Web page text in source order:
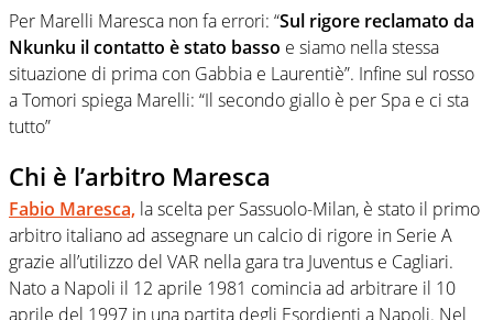
Per Marelli Maresca non fa errori: “Sul rigore reclamato da
Nkunku il contatto è stato basso e siamo nella stessa
situazione di prima con Gabbia e Laurentiè”. Infine sul rosso
a Tomori spiega Marelli: “Il secondo giallo è per Spa e ci sta
tutto”
Chi è l’arbitro Maresca
Fabio Maresca, la scelta per Sassuolo-Milan, è stato il primo
arbitro italiano ad assegnare un calcio di rigore in Serie A
grazie all’utilizzo del VAR nella gara tra Juventus e Cagliari.
Nato a Napoli il 12 aprile 1981 comincia ad arbitrare il 10
aprile del 1997 in una partita degli Esordienti a Napoli. Nel